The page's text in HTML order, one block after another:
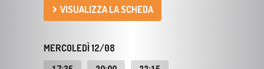
MERCOLEDÌ 12/08